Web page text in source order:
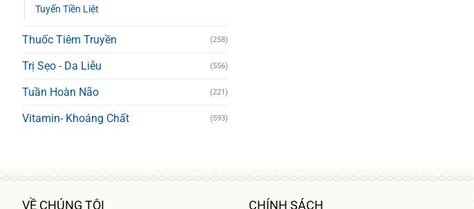
Tuyến Tiền Liệt
Thuốc Tiêm Truyền (258)
Trị Sẹo - Da Liễu (556)
Tuần Hoàn Não (221)
Vitamin- Khoáng Chất (593)
VỀ CHÚNG TÔI CHÍNH SÁCH